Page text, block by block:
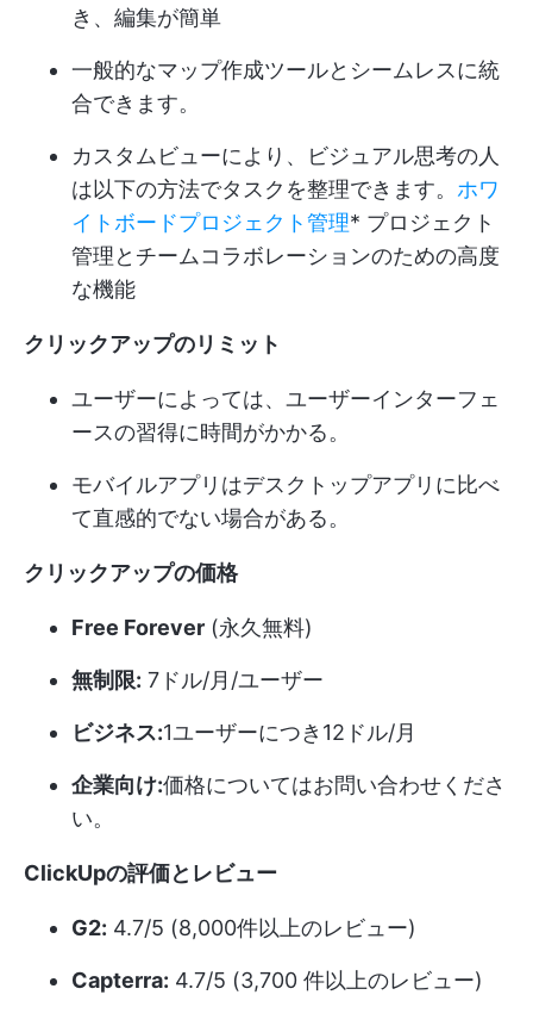
き、編集が簡単
一般的なマップ作成ツールとシームレスに統
合できます。
カスタムビューにより、ビジュアル思考の人
は以下の方法でタスクを整理できます。 ホワ
イトボードプロジェクト管理* プロジェクト
管理とチームコラボレーションのための高度
な機能
クリックアップのリミット
ユーザーによっては、ユーザーインターフェ
ースの習得に時間がかかる。
モバイルアプリはデスクトップアプリに比べ
て直感的でない場合がある。
クリックアップの価格
Free Forever (永久無料)
無制限: 7ドル/月/ユーザー
ビジネス:1ユーザーにつき12ドル/月
企業向け:価格についてはお問い合わせくださ
い。
ClickUpの評価とレビュー
G2: 4.7/5 (8,000件以上のレビュー)
Capterra: 4.7/5 (3,700 件以上のレビュー)